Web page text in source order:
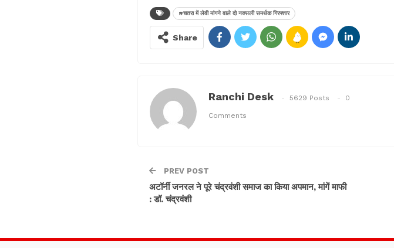
#चतरा में लेवी मांगने वाले दो नक्सली समर्थक गिरफ्तार
Share
Ranchi Desk 5629 Posts 0
Comments
PREV POST
अटॉर्नी जनरल ने पूरे चंद्रवंशी समाज का किया अपमान, मांगें माफी
: डॉ. चंद्रवंशी